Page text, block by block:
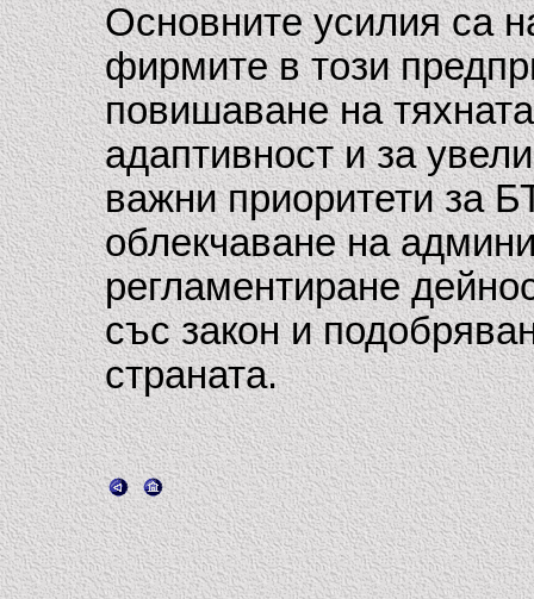
Основните усилия са
фирмите в този
повишаване на
адаптивност и за
важни приоритети за
облекчаване на
регламентиране
със закон и
страната.